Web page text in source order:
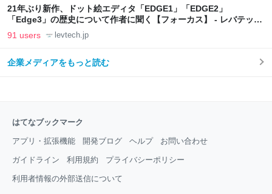
21年ぶり新作、ドット絵エディタ「EDGE1」「EDGE2」
「Edge3」の歴史について作者に聞く【フォーカス】 - レバテック
LAB
91 users levtech.jp
企業メディアをもっと読む
はてなブックマーク
アプリ・拡張機能 開発ブログ ヘルプ お問い合わせ
ガイドライン 利用規約 プライバシーポリシー
利用者情報の外部送信について